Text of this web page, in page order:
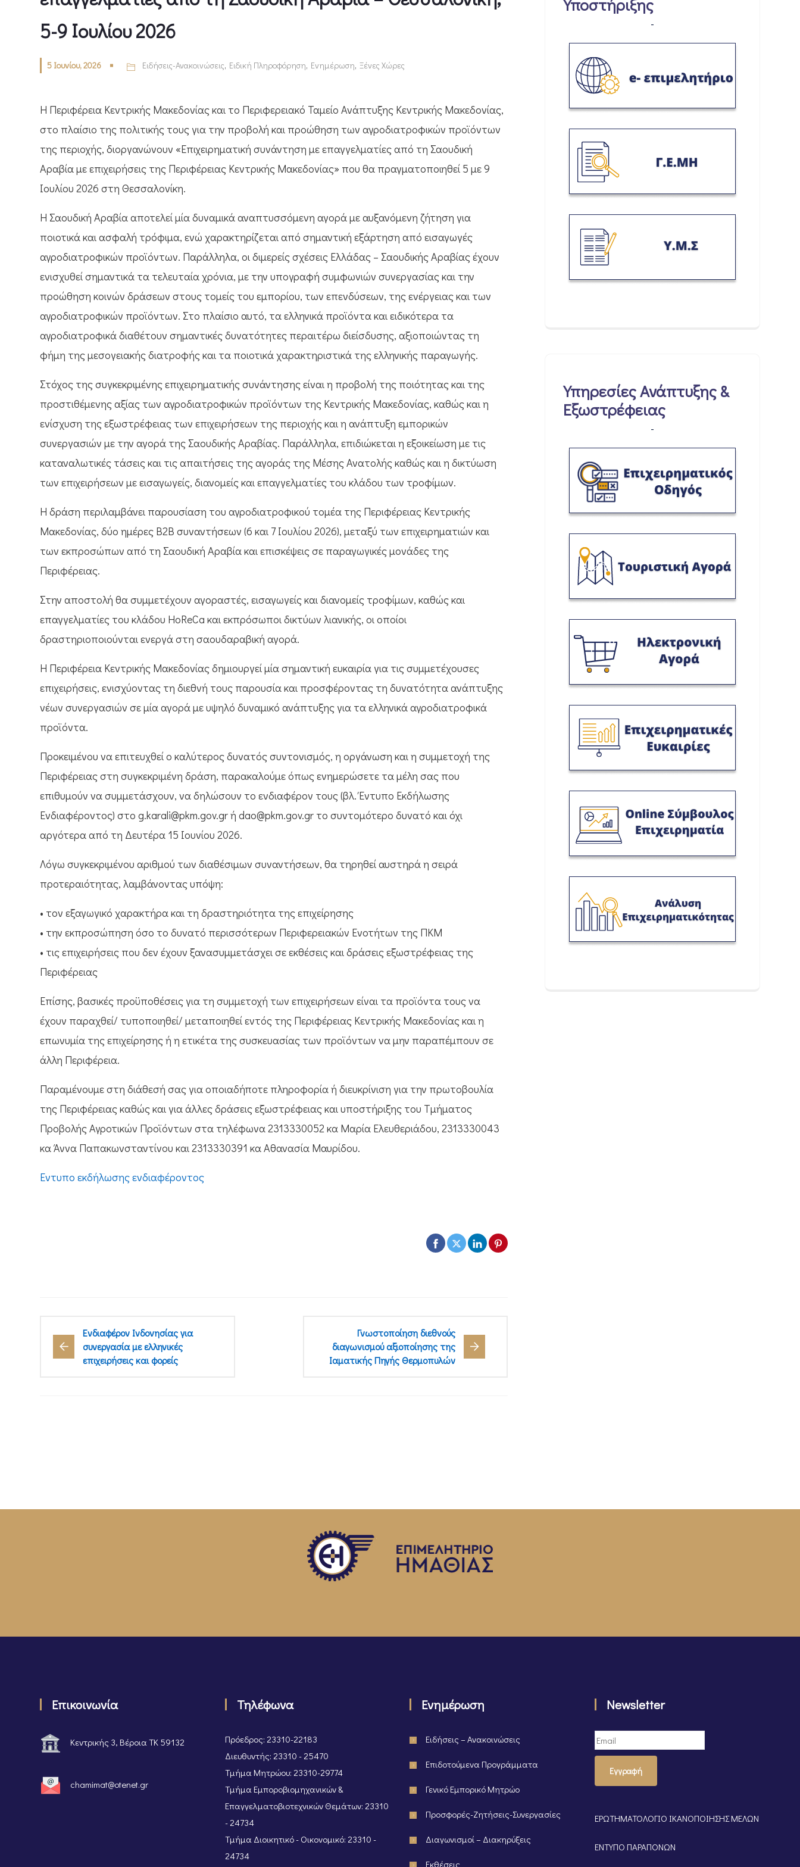
5-9 Ιουλίου 2026
5 Ιουνίου, 2026 Ειδήσεις-Ανακοινώσεις, Ειδική Πληροφόρηση, Ενημέρωση, Ξένες Χώρες
Η Περιφέρεια Κεντρικής Μακεδονίας και το Περιφερειακό Ταμείο Ανάπτυξης Κεντρικής Μακεδονίας,
στο πλαίσιο της πολιτικής τους για την προβολή και προώθηση των αγροδιατροφικών προϊόντων
της περιοχής, διοργανώνουν «Επιχειρηματική συνάντηση με επαγγελματίες από τη Σαουδική
Αραβία με επιχειρήσεις της Περιφέρειας Κεντρικής Μακεδονίας» που θα πραγματοποιηθεί 5 με 9
Ιουλίου 2026 στη Θεσσαλονίκη.
Η Σαουδική Αραβία αποτελεί μία δυναμικά αναπτυσσόμενη αγορά με αυξανόμενη ζήτηση για
ποιοτικά και ασφαλή τρόφιμα, ενώ χαρακτηρίζεται από σημαντική εξάρτηση από εισαγωγές
αγροδιατροφικών προϊόντων. Παράλληλα, οι διμερείς σχέσεις Ελλάδας – Σαουδικής Αραβίας έχουν
ενισχυθεί σημαντικά τα τελευταία χρόνια, με την υπογραφή συμφωνιών συνεργασίας και την
προώθηση κοινών δράσεων στους τομείς του εμπορίου, των επενδύσεων, της ενέργειας και των
αγροδιατροφικών προϊόντων. Στο πλαίσιο αυτό, τα ελληνικά προϊόντα και ειδικότερα τα
αγροδιατροφικά διαθέτουν σημαντικές δυνατότητες περαιτέρω διείσδυσης, αξιοποιώντας τη
φήμη της μεσογειακής διατροφής και τα ποιοτικά χαρακτηριστικά της ελληνικής παραγωγής.
Στόχος της συγκεκριμένης επιχειρηματικής συνάντησης είναι η προβολή της ποιότητας και της
προστιθέμενης αξίας των αγροδιατροφικών προϊόντων της Κεντρικής Μακεδονίας, καθώς και η
ενίσχυση της εξωστρέφειας των επιχειρήσεων της περιοχής και η ανάπτυξη εμπορικών
συνεργασιών με την αγορά της Σαουδικής Αραβίας. Παράλληλα, επιδιώκεται η εξοικείωση με τις
καταναλωτικές τάσεις και τις απαιτήσεις της αγοράς της Μέσης Ανατολής καθώς και η δικτύωση
των επιχειρήσεων με εισαγωγείς, διανομείς και επαγγελματίες του κλάδου των τροφίμων.
Η δράση περιλαμβάνει παρουσίαση του αγροδιατροφικού τομέα της Περιφέρειας Κεντρικής
Μακεδονίας, δύο ημέρες B2B συναντήσεων (6 και 7 Ιουλίου 2026), μεταξύ των επιχειρηματιών και
των εκπροσώπων από τη Σαουδική Αραβία και επισκέψεις σε παραγωγικές μονάδες της
Περιφέρειας.
Στην αποστολή θα συμμετέχουν αγοραστές, εισαγωγείς και διανομείς τροφίμων, καθώς και
επαγγελματίες του κλάδου HoReCa και εκπρόσωποι δικτύων λιανικής, οι οποίοι
δραστηριοποιούνται ενεργά στη σαουδαραβική αγορά.
Η Περιφέρεια Κεντρικής Μακεδονίας δημιουργεί μία σημαντική ευκαιρία για τις συμμετέχουσες
επιχειρήσεις, ενισχύοντας τη διεθνή τους παρουσία και προσφέροντας τη δυνατότητα ανάπτυξης
νέων συνεργασιών σε μία αγορά με υψηλό δυναμικό ανάπτυξης για τα ελληνικά αγροδιατροφικά
προϊόντα.
Προκειμένου να επιτευχθεί ο καλύτερος δυνατός συντονισμός, η οργάνωση και η συμμετοχή της
Περιφέρειας στη συγκεκριμένη δράση, παρακαλούμε όπως ενημερώσετε τα μέλη σας που
επιθυμούν να συμμετάσχουν, να δηλώσουν το ενδιαφέρον τους (βλ. Έντυπο Εκδήλωσης
Ενδιαφέροντος) στο g.karali@pkm.gov.gr ή dao@pkm.gov.gr το συντομότερο δυνατό και όχι
αργότερα από τη Δευτέρα 15 Ιουνίου 2026.
Λόγω συγκεκριμένου αριθμού των διαθέσιμων συναντήσεων, θα τηρηθεί αυστηρά η σειρά
προτεραιότητας, λαμβάνοντας υπόψη:
• τον εξαγωγικό χαρακτήρα και τη δραστηριότητα της επιχείρησης
• την εκπροσώπηση όσο το δυνατό περισσότερων Περιφερειακών Ενοτήτων της ΠΚΜ
• τις επιχειρήσεις που δεν έχουν ξανασυμμετάσχει σε εκθέσεις και δράσεις εξωστρέφειας της
Περιφέρειας
Επίσης, βασικές προϋποθέσεις για τη συμμετοχή των επιχειρήσεων είναι τα προϊόντα τους να
έχουν παραχθεί/ τυποποιηθεί/ μεταποιηθεί εντός της Περιφέρειας Κεντρικής Μακεδονίας και η
επωνυμία της επιχείρησης ή η ετικέτα της συσκευασίας των προϊόντων να μην παραπέμπουν σε
άλλη Περιφέρεια.
Παραμένουμε στη διάθεσή σας για οποιαδήποτε πληροφορία ή διευκρίνιση για την πρωτοβουλία
της Περιφέρειας καθώς και για άλλες δράσεις εξωστρέφειας και υποστήριξης του Τμήματος
Προβολής Αγροτικών Προϊόντων στα τηλέφωνα 2313330052 κα Μαρία Ελευθεριάδου, 2313330043
κα Άννα Παπακωνσταντίνου και 2313330391 κα Αθανασία Μαυρίδου.
Έντυπο εκδήλωσης ενδιαφέροντος
Ενδιαφέρον Ινδονησίας για
συνεργασία με ελληνικές
επιχειρήσεις και φορείς
Γνωστοποίηση διεθνούς
διαγωνισμού αξιοποίησης της
Ιαματικής Πηγής Θερμοπυλών
Υποστήριξης
-
Υπηρεσίες Ανάπτυξης &
Εξωστρέφειας
-
Επικοινωνία
Κεντρικής 3, Βέροια ΤΚ 59132
chamimat@otenet.gr
Τηλέφωνα
Πρόεδρος: 23310-22183
Διευθυντής: 23310 - 25470
Τμήμα Μητρώου: 23310-29774
Τμήμα Εμποροβιομηχανικών &
Επαγγελματοβιοτεχνικών Θεμάτων: 23310
- 24734
Τμήμα Διοικητικό - Οικονομικό: 23310 -
24734
Ενημέρωση
Ειδήσεις – Ανακοινώσεις
Επιδοτούμενα Προγράμματα
Γενικό Εμπορικό Μητρώο
Προσφορές-Ζητήσεις-Συνεργασίες
Διαγωνισμοί – Διακηρύξεις
Εκθέσεις
Newsletter
Εγγραφή
ΕΡΩΤΗΜΑΤΟΛΟΓΙΟ ΙΚΑΝΟΠΟΙΗΣΗΣ ΜΕΛΩΝ
ΕΝΤΥΠΟ ΠΑΡΑΠΟΝΩΝ